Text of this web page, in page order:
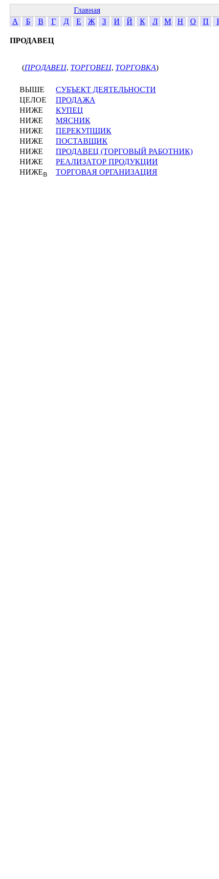
Главная
А
Б В Г Д Е Ж З И Й К Л М Н О П
ПРОДАВЕЦ
(ПРОДАВЕЦ, ТОРГОВЕЦ, ТОРГОВКА)
ВЫШЕ
СУБЪЕКТ ДЕЯТЕЛЬНОСТИ
ЦЕЛОЕ
ПРОДАЖА
НИЖЕ
КУПЕЦ
НИЖЕ
МЯСНИК
НИЖЕ
ПЕРЕКУПЩИК
НИЖЕ
ПОСТАВЩИК
НИЖЕ
ПРОДАВЕЦ (ТОРГОВЫЙ РАБОТНИК)
НИЖЕ
РЕАЛИЗАТОР ПРОДУКЦИИ
НИЖЕВ ТОРГОВАЯ ОРГАНИЗАЦИЯ